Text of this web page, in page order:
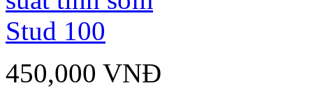
450,000 VNĐ